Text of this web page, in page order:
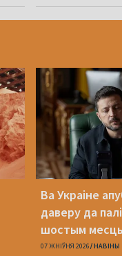
Ва Украіне
даверу да
шостым
07 ЖНІЎНЯ 2026 НАВІНЫ